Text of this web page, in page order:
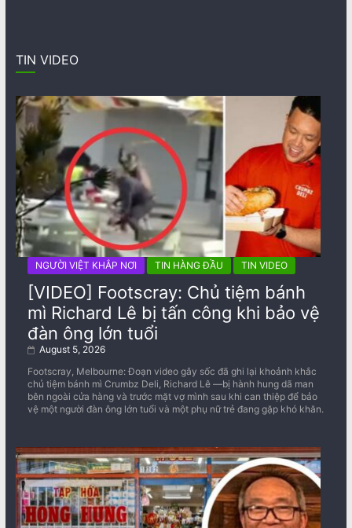
TIN VIDEO
NGƯỜI VIỆT KHẮP NƠI TIN HÀNG ĐẦU TIN VIDEO
[VIDEO] Footscray: Chủ tiệm bánh
mì Richard Lê bị tấn công khi bảo vệ
đàn ông lớn tuổi
August 5, 2026
Footscray, Melbourne: Đoạn video gây sốc đã ghi lại khoảnh khắc
chủ tiệm bánh mì Crumbz Deli, Richard Lê —bị hành hung dã man
bên ngoài cửa hàng và trước mặt vợ mình sau khi can thiệp để bảo
vệ một người đàn ông lớn tuổi và một phụ nữ trẻ đang gặp khó khăn.